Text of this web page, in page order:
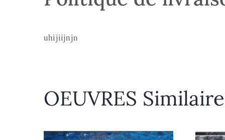
uhijiijnjn
OEUVRES